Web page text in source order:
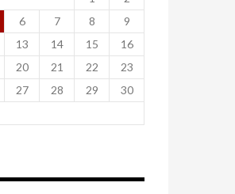
6 7 8
9
13 14 15
16
20 21 22
23
27 28 29
30